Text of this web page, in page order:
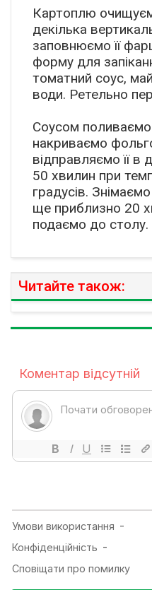
Картоплю
декілька
заповнюємо її
форму для
томатний соус,
води. Ретельно
Соусом
накриваємо
відправляємо її в
50 хвилин при
градусів.
ще приблизно 20
подаємо до
Читайте також: